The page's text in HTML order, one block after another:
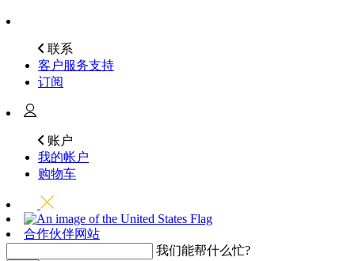
联系
客户服务支持
订阅
账户
我的帐户
购物车
合作伙伴网站
我们能帮什么忙?